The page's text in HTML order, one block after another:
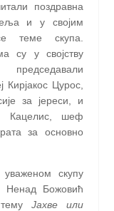
поздравна
и у својим
теме скупа.
су у својству
Кирјакос Цурос,
за јереси, и
Кацелис, шеф
за основно
скупу
Ненад Божовић
Јахве или